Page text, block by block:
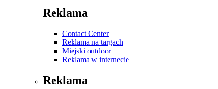
Reklama
Contact Center
Reklama na targach
Miejski outdoor
Reklama w internecie
Reklama